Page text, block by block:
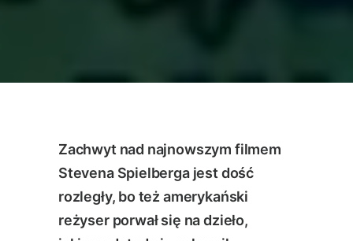
Zachwyt nad najnowszym filmem
Stevena Spielberga jest dość
rozległy, bo też amerykański
reżyser porwał się na dzieło,